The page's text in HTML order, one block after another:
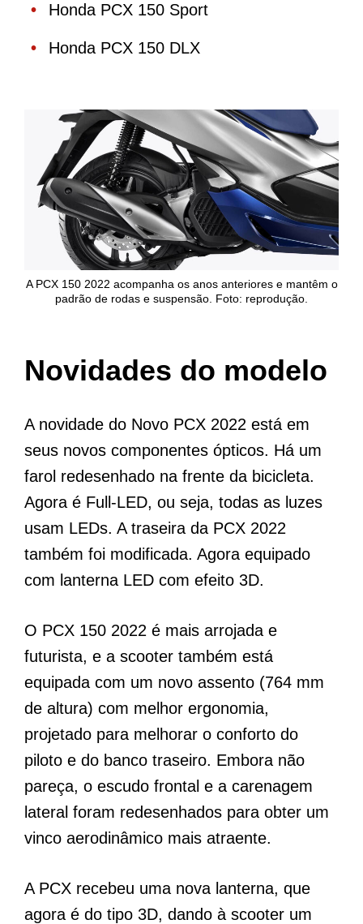
Honda PCX 150 Sport
Honda PCX 150 DLX
A PCX 150 2022 acompanha os anos anteriores e mantêm o
padrão de rodas e suspensão. Foto: reprodução.
Novidades do modelo
A novidade do Novo PCX 2022 está em
seus novos componentes ópticos. Há um
farol redesenhado na frente da bicicleta.
Agora é Full-LED, ou seja, todas as luzes
usam LEDs. A traseira da PCX 2022
também foi modificada. Agora equipado
com lanterna LED com efeito 3D.
O PCX 150 2022 é mais arrojada e
futurista, e a scooter também está
equipada com um novo assento (764 mm
de altura) com melhor ergonomia,
projetado para melhorar o conforto do
piloto e do banco traseiro. Embora não
pareça, o escudo frontal e a carenagem
lateral foram redesenhados para obter um
vinco aerodinâmico mais atraente.
A PCX recebeu uma nova lanterna, que
agora é do tipo 3D, dando à scooter um